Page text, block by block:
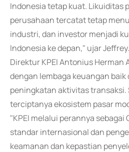
Indonesia tetap kuat. Likuiditas
perusahaan tercatat tetap
industri, dan investor menjadi
Indonesia ke depan," ujar Jeffrey.
Direktur KPEI Antonius
dengan lembaga keuangan
peningkatan aktivitas
terciptanya ekosistem pasar
"KPEI melalui perannya
standar internasional dan
keamanan dan kepastian